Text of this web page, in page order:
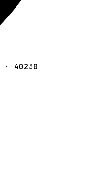
· 40230